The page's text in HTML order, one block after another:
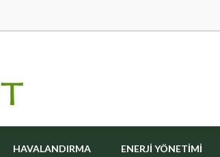
HAVALANDIRMA ENERJI YÖNETIMI